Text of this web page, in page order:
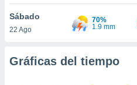
de
posible
interés
Sábado
22 Ago
70%
1.9 mm
Gráficas del tiempo